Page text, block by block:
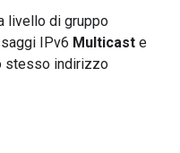
livello di gruppo
IPv6 Multicast e
stesso indirizzo